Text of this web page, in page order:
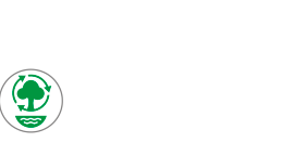
heißt: das Kartonmaß ist
auf Europaletten